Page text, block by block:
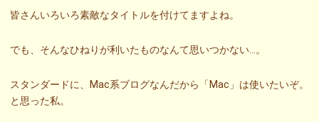
皆さんいろいろ素敵なタイトルを付けてますよね。
でも、そんなひねりが利いたものなんて思いつかない…。
スタンダードに、Mac系ブログなんだから「Mac」は使いたいぞ。
と思った私。